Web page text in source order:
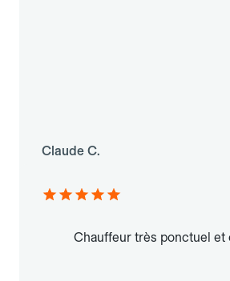
Claude C.
Chauffeur très ponctuel et